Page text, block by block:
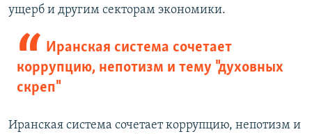
ущерб и другим секторам экономики.
Иранская система сочетает
коррупцию, непотизм и тему "духовных
скреп"
Иранская система сочетает коррупцию, непотизм и